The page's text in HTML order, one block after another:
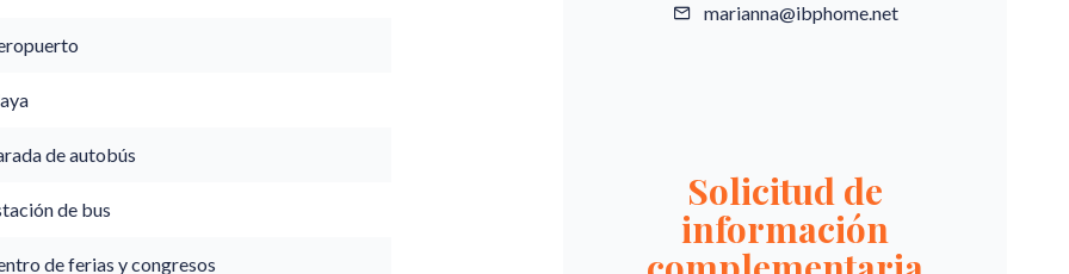
de autobús
de bus
de ferias y congresos
marianna@ibphome.net
Solicitud de
información